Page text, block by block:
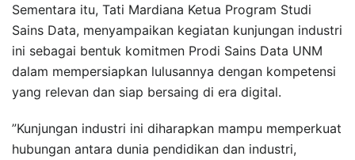
Sementara itu, Tati Mardiana Ketua Program Studi
Sains Data, menyampaikan kegiatan kunjungan industri
ini sebagai bentuk komitmen Prodi Sains Data UNM
dalam mempersiapkan lulusannya dengan kompetensi
yang relevan dan siap bersaing di era digital.
”Kunjungan industri ini diharapkan mampu memperkuat
hubungan antara dunia pendidikan dan industri,